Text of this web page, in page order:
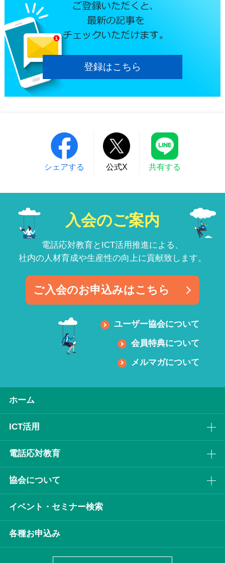
登録はこちら
シェアする 公式X 共有する
入会のご案内
電話応対教育とICT活用推進による、
社内の人材育成や生産性の向上に貢献致します。
ご入会のお申込みはこちら
ユーザー協会について
会員特典について
メルマガについて
ホーム
ICT活⽤
電話応対教育
協会について
イベント・セミナー検索
各種お申込み